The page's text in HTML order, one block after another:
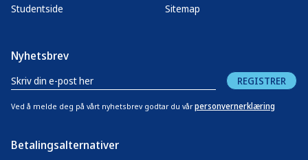
Studentside
Sitemap
Nyhetsbrev
REGISTRER
Ved å melde deg på vårt nyhetsbrev godtar du vår personvernerklæring
Betalingsalternativer